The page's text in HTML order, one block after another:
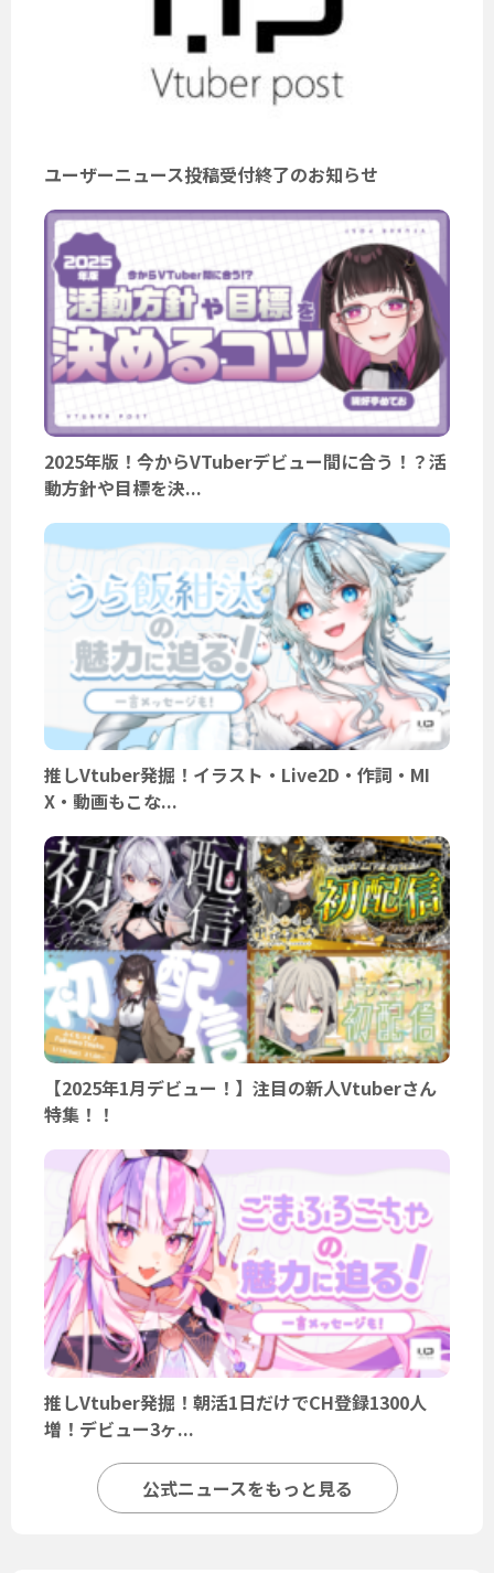
ユーザーニュース投稿受付終了のお知らせ
2025年版！今からVTuberデビュー間に合う！？活
動方針や目標を決...
推しVtuber発掘！イラスト・Live2D・作詞・MI
X・動画もこな...
【2025年1月デビュー！】注目の新人Vtuberさん
特集！！
推しVtuber発掘！朝活1日だけでCH登録1300人
増！デビュー3ヶ...
公式ニュースをもっと見る